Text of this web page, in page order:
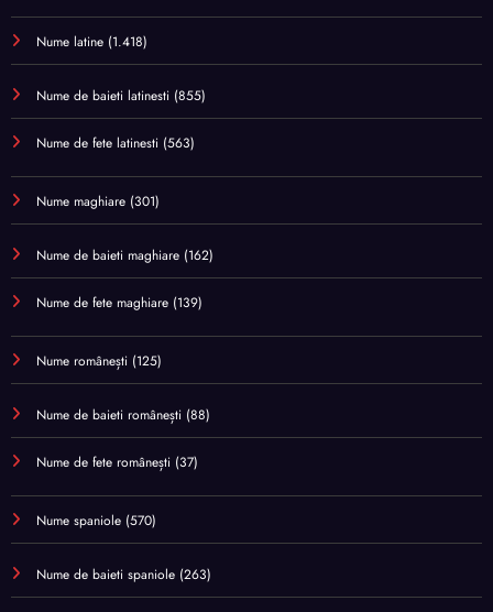
Nume latine (1.418)
Nume de baieti latinesti (855)
Nume de fete latinesti (563)
Nume maghiare (301)
Nume de baieti maghiare (162)
Nume de fete maghiare (139)
Nume românești (125)
Nume de baieti românești (88)
Nume de fete românești (37)
Nume spaniole (570)
Nume de baieti spaniole (263)